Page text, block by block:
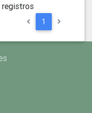
registros
1